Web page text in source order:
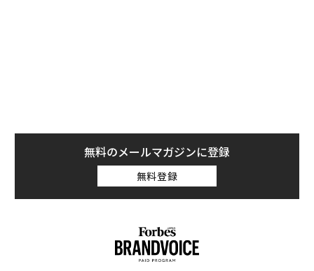
めにユーザーが新規アカウントを作成すべき理由はいく
無料のメールマガジンに登録
無料登録